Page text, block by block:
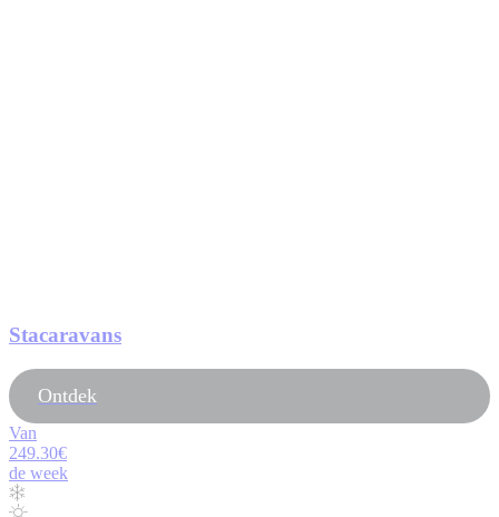
Stacaravans
Ontdek
Van
249.30€
de week